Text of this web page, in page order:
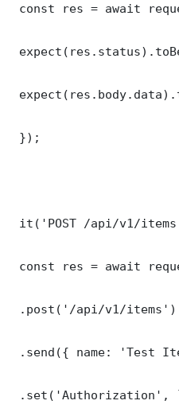
const res = await
});
it('POST /api/v1/
const res = await
.post('/api/v1/items')
.send({ name: 'Test
.set('Authorization',